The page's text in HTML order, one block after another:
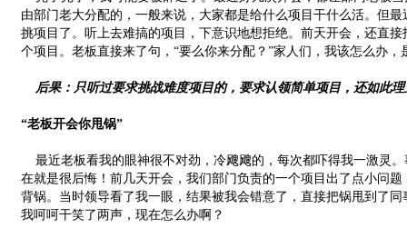
由部门老大分配的，一般来说，大家都是给什么项目干什么活。但
挑项目了。听上去难搞的项目，下意识地想拒绝。前天开会，还直
个项目。老板直接来了句，“要么你来分配？”家人们，我该怎么办，
后果：只听过要求挑战难度项目的，要求认领简单项目，还如此
“老板开会你甩锅”
最近老板看我的眼神很不对劲，冷飕飕的，每次都吓得我一激灵
在就是很后悔！前几天开会，我们部门负责的一个项目出了点小问
背锅。当时领导看了我一眼，结果被我会错意了，直接把锅甩到了
我呵呵干笑了两声，现在怎么办啊？